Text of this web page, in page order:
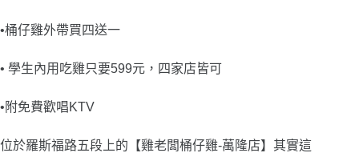
•桶仔雞外帶買四送一
• 學生內用吃雞只要599元，四家店皆可
•附免費歡唱KTV
位於羅斯福路五段上的【雞老闆桶仔雞-萬隆店】其實這